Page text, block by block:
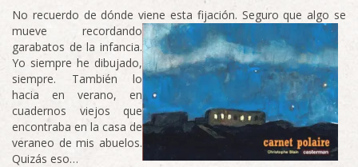
No recuerdo de dónde viene esta fijación. Seguro que algo se
mueve recordando
garabatos de la infancia.
Yo siempre he dibujado,
siempre. También lo
hacia en verano, en
cuadernos viejos que
encontraba en la casa de
veraneo de mis abuelos.
Quizás eso…